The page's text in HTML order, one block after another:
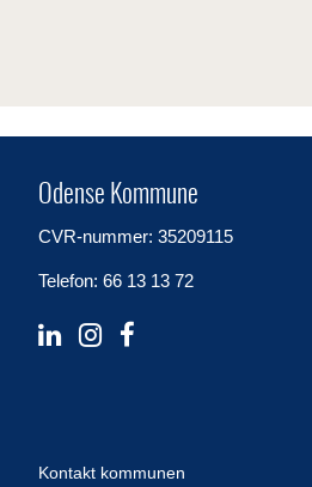
Odense Kommune
CVR-nummer: 35209115
Telefon: 66 13 13 72
Kontakt kommunen